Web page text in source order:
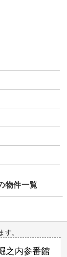
物件一覧
。
之内参番館